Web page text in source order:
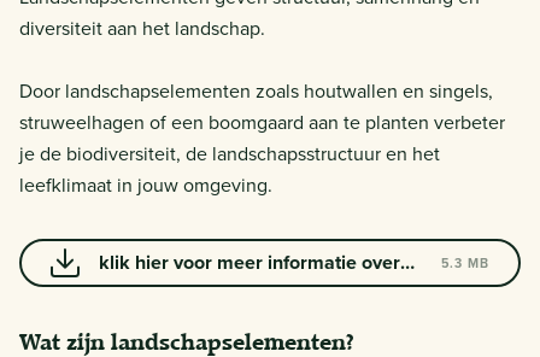
diversiteit aan het landschap.
Door landschapselementen zoals houtwallen en singels,
struweelhagen of een boomgaard aan te planten verbeter
je de biodiversiteit, de landschapsstructuur en het
leefklimaat in jouw omgeving.
klik hier voor meer informatie over
landschapselementen, soorten en
5.3 MB
Wat zijn landschapselementen?